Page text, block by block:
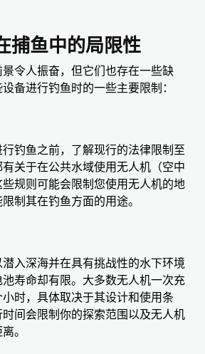
捕鱼中的局限性
令人振奋，但它们也存在一些缺
备进行钓鱼时的一些主要限制：
钓鱼之前，了解现行的法律限制至
关于在公共水域使用无人机（空中
规则可能会限制您使用无人机的地
制其在钓鱼方面的用途。
入深海并在具有挑战性的水下环境
寿命却有限。大多数无人机一次充
时，具体取决于其设计和使用条
间会限制你的探索范围以及无人机
。